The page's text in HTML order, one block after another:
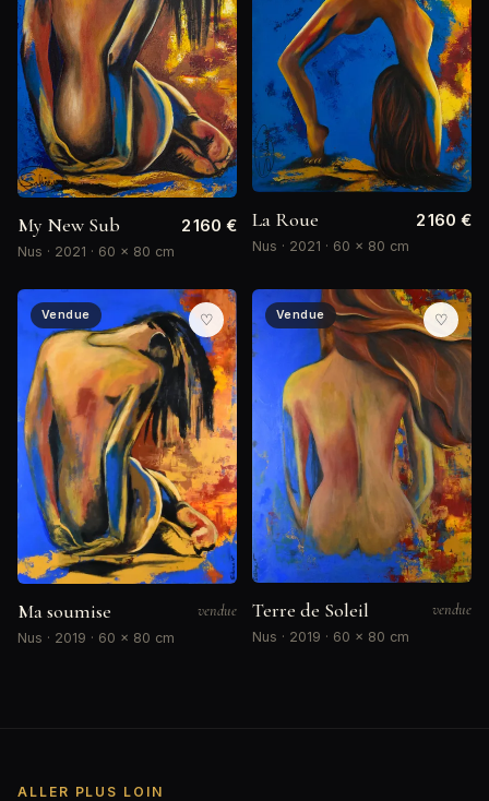
My New Sub
Nus · 2021 · 60 × 80 cm
2 160 € La Roue
Nus · 2021 · 60 × 80 cm
2 160 €
Vendue ♡
Ma soumise
Nus · 2019 · 60 × 80 cm
vendue
Vendue ♡
Terre de Soleil
Nus · 2019 · 60 × 80 cm
vendue
ALLER PLUS LOIN